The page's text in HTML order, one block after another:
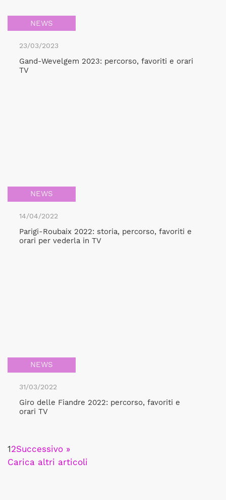
NEWS
23/03/2023
Gand-Wevelgem 2023: percorso, favoriti e orari
TV
NEWS
14/04/2022
Parigi-Roubaix 2022: storia, percorso, favoriti e
orari per vederla in TV
NEWS
31/03/2022
Giro delle Fiandre 2022: percorso, favoriti e
orari TV
12Successivo »
Carica altri articoli